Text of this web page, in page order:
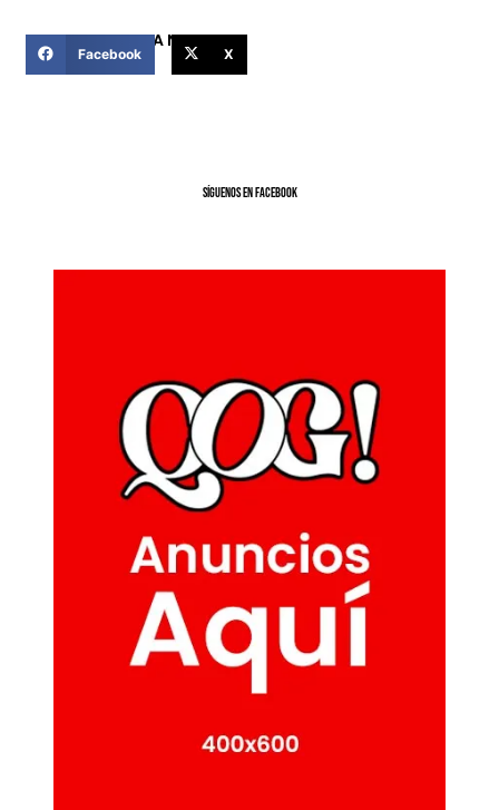
COMPARTIR ESTA NOTICIA
Facebook X
SíGUENOS EN FACEBOOK